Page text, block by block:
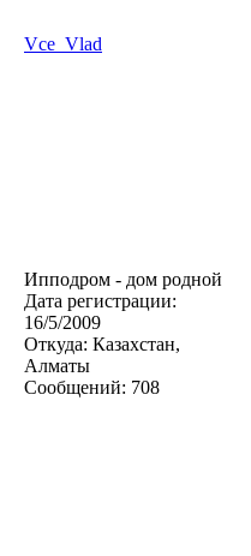
Vce_Vlad
Ипподром - дом родной
Дата регистрации:
16/5/2009
Откуда: Казахстан,
Алматы
Сообщений: 708